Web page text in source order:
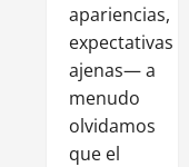
apariencias,
expectativas
ajenas— a
menudo
olvidamos
que el